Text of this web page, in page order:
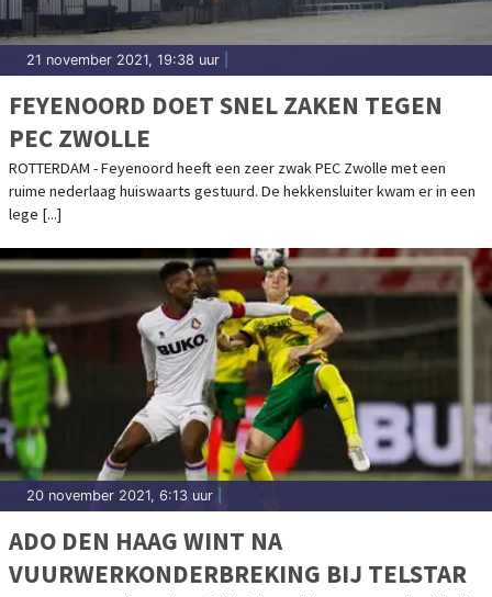
21 november 2021, 19:38 uur
FEYENOORD DOET SNEL ZAKEN TEGEN
PEC ZWOLLE
ROTTERDAM - Feyenoord heeft een zeer zwak PEC Zwolle met een
ruime nederlaag huiswaarts gestuurd. De hekkensluiter kwam er in een
lege [...]
20 november 2021, 6:13 uur
ADO DEN HAAG WINT NA
VUURWERKONDERBREKING BIJ TELSTAR